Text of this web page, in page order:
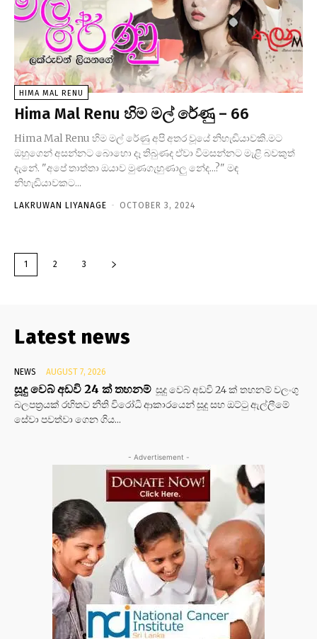
HIMA MAL RENU
Hima Mal Renu හිම මල් රේණු – 66
Hima Mal Renu හිම මල් රේණු අපි අතර වූයේ නිහැඬියාවකි.මට
ඔහුගෙන් අසන්නට බොහො දෑ තිබුණද ඒවා විමසන්නට මැළි බවකුත්
දැනේ. "අපේ තාත්තා ඔයාව මුණගැහුණාලු නේද...?" මඳ
නිහැඬියාවකට...
LAKRUWAN LIYANAGE - OCTOBER 3, 2024
1 2 3
Latest news
NEWS AUGUST 7, 2026
සූදු වෙබ් අඩවි 24 ක් තහනම් සූදු වෙබ් අඩවි 24 ක් තහනම් වලංගු
බලපත්‍රයක් රහිතව නීති විරෝධි ආකාරයෙන් සූදු සහ ඔට්ටු ඇල්ලීමේ
සේවා පවත්වා ගෙන ගිය...
- Advertisement -